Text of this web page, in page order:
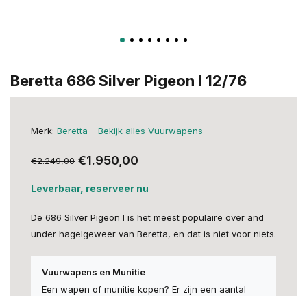
Beretta 686 Silver Pigeon I 12/76
Merk: Beretta Bekijk alles Vuurwapens
€2.249,00 €1.950,00
Leverbaar, reserveer nu
De 686 Silver Pigeon I is het meest populaire over and
under hagelgeweer van Beretta, en dat is niet voor niets.
Vuurwapens en Munitie
Een wapen of munitie kopen? Er zijn een aantal